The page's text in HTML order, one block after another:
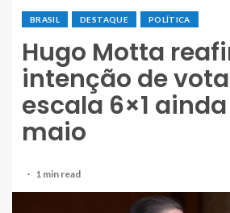
BRASIL DESTAQUE POLÍTICA
Hugo Motta
intenção de
escala 6×1
maio
1 min read